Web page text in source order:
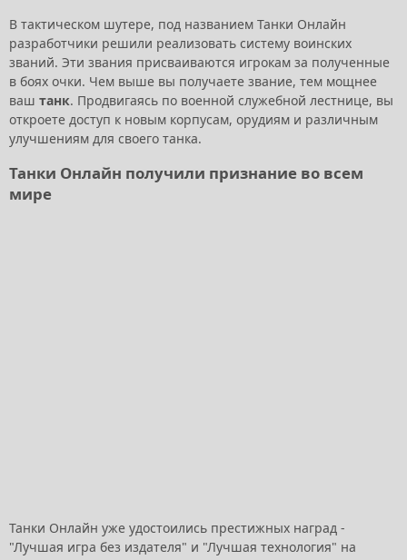
В тактическом шутере, под названием Танки Онлайн
разработчики решили реализовать систему воинских
званий. Эти звания присваиваются игрокам за полученные
в боях очки. Чем выше вы получаете звание, тем мощнее
ваш танк. Продвигаясь по военной служебной лестнице, вы
откроете доступ к новым корпусам, орудиям и различным
улучшениям для своего танка.
Танки Онлайн получили признание во всем
мире
Танки Онлайн уже удостоились престижных наград -
"Лучшая игра без издателя" и "Лучшая технология" на